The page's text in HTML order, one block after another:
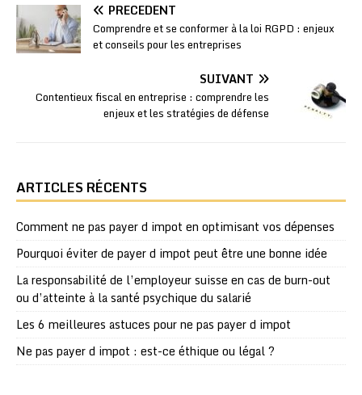
PRÉCÉDENT
Comprendre et se conformer à la loi RGPD : enjeux
et conseils pour les entreprises
SUIVANT
Contentieux fiscal en entreprise : comprendre les
enjeux et les stratégies de défense
ARTICLES RÉCENTS
Comment ne pas payer d impot en optimisant vos dépenses
Pourquoi éviter de payer d impot peut être une bonne idée
La responsabilité de l’employeur suisse en cas de burn-out
ou d’atteinte à la santé psychique du salarié
Les 6 meilleures astuces pour ne pas payer d impot
Ne pas payer d impot : est-ce éthique ou légal ?